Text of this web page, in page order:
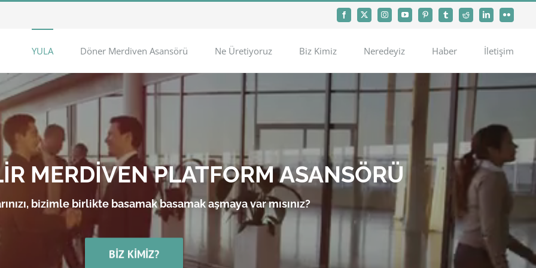
Facebook
X InstagramYouTubePinterestTumblrReddit LinkedInFlickr
YULA Döner Merdiven Asansörü Ne Üretiyoruz Biz Kimiz Neredeyiz Haber İletişim
MERDİVEN PLATFORM ASANSÖRÜ
bizimle birlikte basamak basamak aşmaya var mısınız?
BIZ KIMIZ?